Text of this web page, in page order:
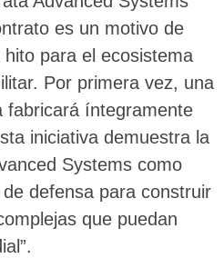
es un motivo de
para el ecosistema
Por primera vez, una
fabricará íntegramente
iniciativa demuestra la
Systems como
defensa para construir
que puedan